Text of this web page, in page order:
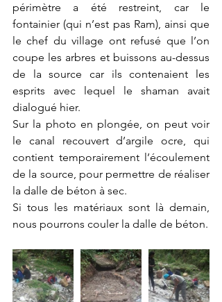
périmètre a été restreint, car le
fontainier (qui n’est pas Ram), ainsi que
le chef du village ont refusé que l’on
coupe les arbres et buissons au-dessus
de la source car ils contenaient les
esprits avec lequel le shaman avait
dialogué hier.
Sur la photo en plongée, on peut voir
le canal recouvert d’argile ocre, qui
contient temporairement l’écoulement
de la source, pour permettre de réaliser
la dalle de béton à sec.
Si tous les matériaux sont là demain,